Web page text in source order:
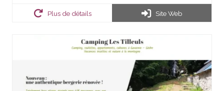
Plus de détails Site Web